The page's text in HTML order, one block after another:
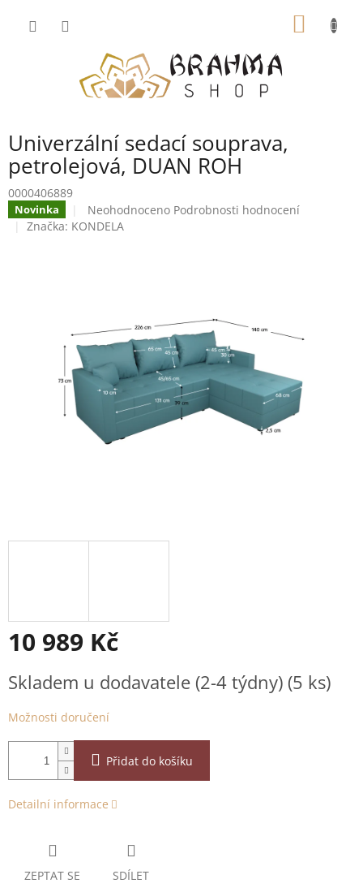
Univerzální sedací souprava,
petrolejová, DUAN ROH
0000406889
Novinka
Průměrné
hodnocení
Neohodnoceno Podrobnosti hodnocení
Značka: KONDELA
10 989 Kč
cena:
Skladem u dodavatele (2-4 týdny) (5 ks)
Možnosti doručení
Přidat do košíku
Detailní informace
ZEPTAT SE SDÍLET